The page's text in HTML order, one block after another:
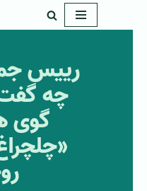
رییس
چه
گوی